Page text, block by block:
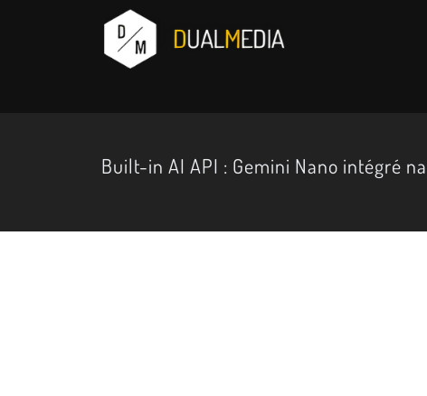
Built-in AI API : Gemini Nano intégré